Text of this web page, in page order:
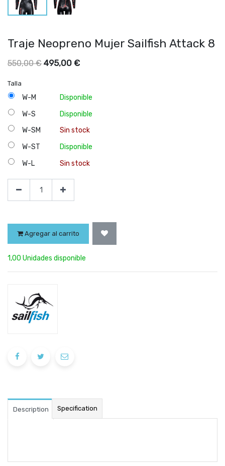
Traje Neopreno Mujer Sailfish Attack 8
550,00€ 495,00 €
Talla
W-M
Disponible
W-S
Disponible
W-SM
Sin stock
W-ST
Disponible
W-L
Sin stock
Agregar al carrito
1,00 Unidades disponible
Description Specification